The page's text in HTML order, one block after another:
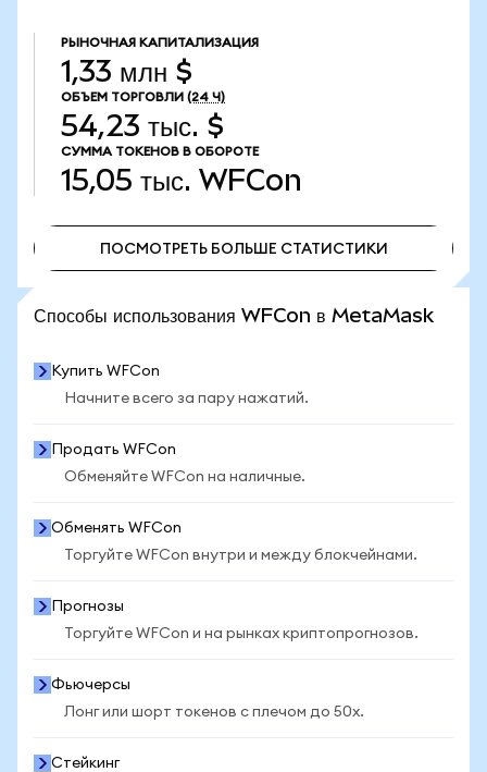
РЫНОЧНАЯ КАПИТАЛИЗАЦИЯ
1,33 млн $
ОБЪЕМ ТОРГОВЛИ (24 Ч)
54,23 тыс. $
СУММА ТОКЕНОВ В ОБОРОТЕ
15,05 тыс. WFCon
ПОСМОТРЕТЬ БОЛЬШЕ СТАТИСТИКИ
Способы использования WFCon в MetaMask
Купить WFCon
Начните всего за пару нажатий.
Продать WFCon
Обменяйте WFCon на наличные.
Обменять WFCon
Торгуйте WFCon внутри и между блокчейнами.
Прогнозы
Торгуйте WFCon и на рынках криптопрогнозов.
Фьючерсы
Лонг или шорт токенов с плечом до 50x.
Стейкинг